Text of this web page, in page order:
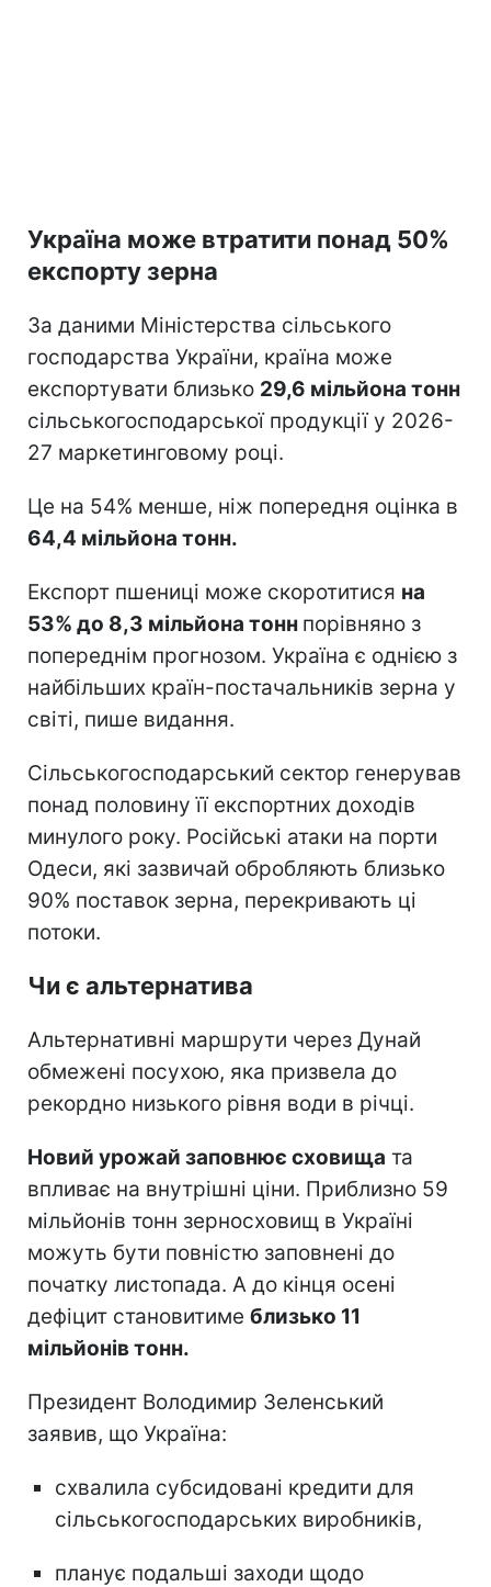
Україна може втратити понад 50%
експорту зерна
За даними Міністерства сільського
господарства України, країна може
експортувати близько 29,6 мільйона тонн
сільськогосподарської продукції у 2026-
27 маркетинговому році.
Це на 54% менше, ніж попередня оцінка в
64,4 мільйона тонн.
Експорт пшениці може скоротитися на
53% до 8,3 мільйона тонн порівняно з
попереднім прогнозом. Україна є однією з
найбільших країн-постачальників зерна у
світі, пише видання.
Сільськогосподарський сектор генерував
понад половину її експортних доходів
минулого року. Російські атаки на порти
Одеси, які зазвичай обробляють близько
90% поставок зерна, перекривають ці
потоки.
Чи є альтернатива
Альтернативні маршрути через Дунай
обмежені посухою, яка призвела до
рекордно низького рівня води в річці.
Новий урожай заповнює сховища та
впливає на внутрішні ціни. Приблизно 59
мільйонів тонн зерносховищ в Україні
можуть бути повністю заповнені до
початку листопада. А до кінця осені
дефіцит становитиме близько 11
мільйонів тонн.
Президент Володимир Зеленський
заявив, що Україна:
схвалила субсидовані кредити для
сільськогосподарських виробників,
планує подальші заходи щодо